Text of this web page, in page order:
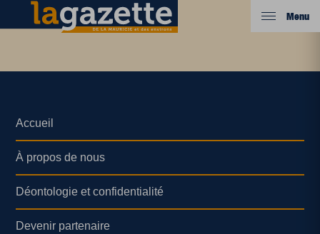
Menu
Accueil
À propos de nous
Déontologie et confidentialité
Devenir partenaire